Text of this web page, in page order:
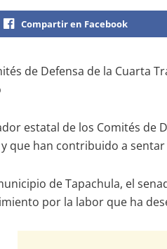
Compartir en Facebook
de Defensa de la Cuarta
estatal de los Comités de
que han contribuido a
de Tapachula, el
por la labor que ha